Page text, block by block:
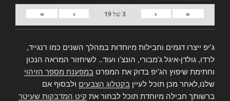
«
‹
3של19
›
»
ג'יפ ייצרו דגמים וחבילות מיוחדות במהלך השנים כמו רנגייד,
לרדו, גולדן-איגל ג'מבורי, הונצ'ו ועוד.. לשיחזור המראה הנכון
וחתימת שיפוץ הג'יפ בדוק את המפרט במפענח מספר הזיהוי
שלנו,לאחר מכן תוכל לעיין בקטלוג הצבעים ולבסוף אם
ברשותך חבילה מיוחדת תוכל לבחור את קיט המדבקות שעיטר